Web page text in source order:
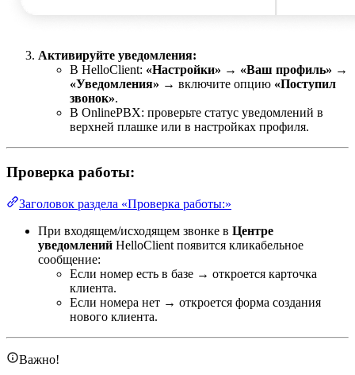
Активируйте уведомления:
В HelloClient: «Настройки» → «Ваш профиль» →
«Уведомления» → включите опцию «Поступил
звонок».
В OnlinePBX: проверьте статус уведомлений в
верхней плашке или в настройках профиля.
Проверка работы:
Заголовок раздела «Проверка работы:»
При входящем/исходящем звонке в Центре
уведомлений HelloClient появится кликабельное
сообщение:
Если номер есть в базе → откроется карточка
клиента.
Если номера нет → откроется форма создания
нового клиента.
Важно!